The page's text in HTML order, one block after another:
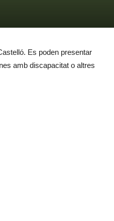
Es poden presentar
amb discapacitat o altres